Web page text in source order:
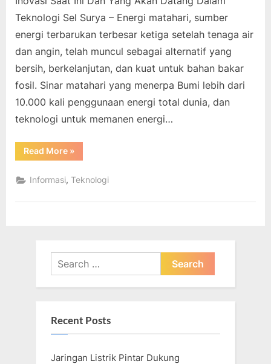
Teknologi Sel Surya – Energi matahari, sumber
energi terbarukan terbesar ketiga setelah tenaga air
dan angin, telah muncul sebagai alternatif yang
bersih, berkelanjutan, dan kuat untuk bahan bakar
fosil. Sinar matahari yang menerpa Bumi lebih dari
10.000 kali penggunaan energi total dunia, dan
teknologi untuk memanen energi…
Read More“Inovasi
Saat
Dan
Yang
Datang
»
Informasi,Teknologi
Search
for:
Recent Posts
Jaringan Listrik Pintar Dukung